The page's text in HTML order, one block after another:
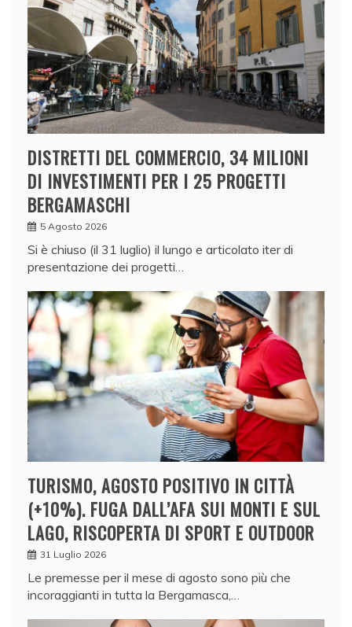
DISTRETTI DEL COMMERCIO, 34 MILIONI
DI INVESTIMENTI PER I 25 PROGETTI
BERGAMASCHI
5 Agosto 2026
Si è chiuso (il 31 luglio) il lungo e articolato iter di
presentazione dei progetti…
TURISMO, AGOSTO POSITIVO IN CITTÀ
(+10%). FUGA DALL’AFA SUI MONTI E SUL
LAGO, RISCOPERTA DI SPORT E OUTDOOR
31 Luglio 2026
Le premesse per il mese di agosto sono più che
incoraggianti in tutta la Bergamasca,…